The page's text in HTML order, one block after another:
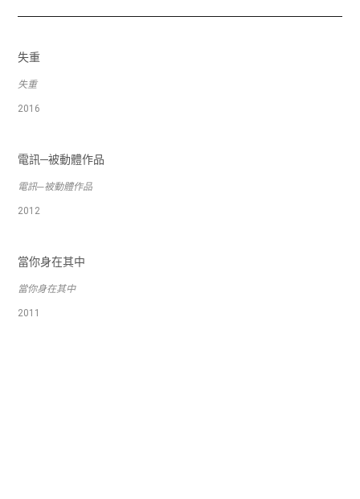
失重
失重
2016
電訊─被動體作品
電訊─被動體作品
2012
當你身在其中
當你身在其中
2011